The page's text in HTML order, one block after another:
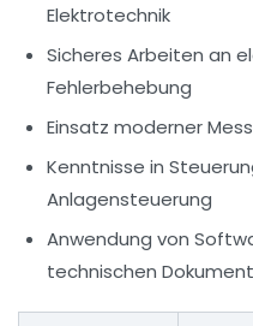
Elektrotechnik
Sicheres Arbeiten an
Fehlerbehebung
Einsatz moderner
Kenntnisse in
Anlagensteuerung
Anwendung von
technischen